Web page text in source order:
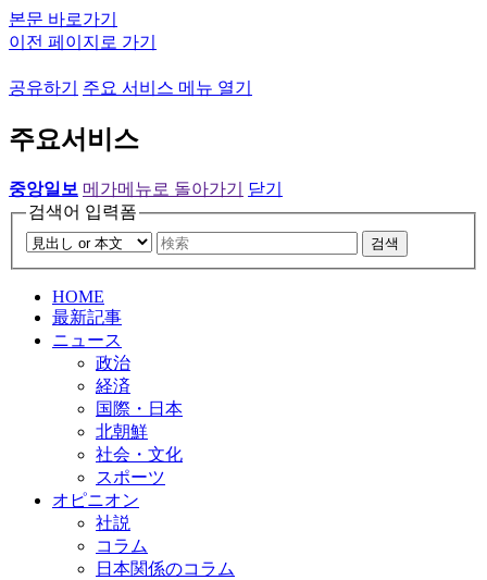
본문 바로가기
이전 페이지로 가기
공유하기 주요 서비스 메뉴 열기
주요서비스
중앙일보 메가메뉴로 돌아가기
닫기
검색어 입력폼
검색
HOME
最新記事
ニュース
政治
経済
国際・日本
北朝鮮
社会・文化
スポーツ
オピニオン
社説
コラム
日本関係のコラム